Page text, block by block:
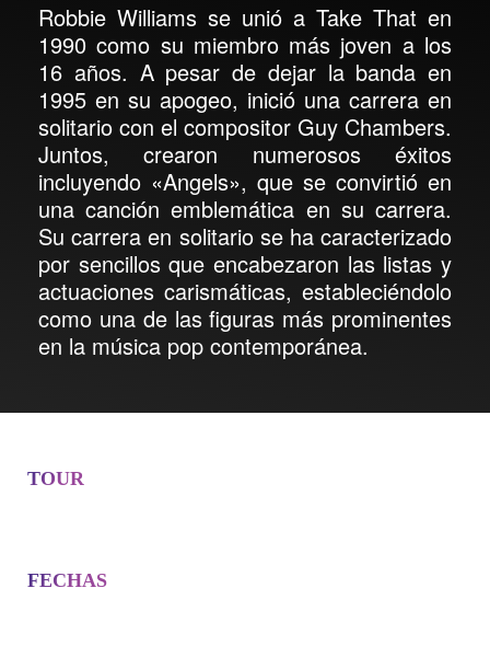
Robbie Williams se unió a Take That en
1990 como su miembro más joven a los
16 años. A pesar de dejar la banda en
1995 en su apogeo, inició una carrera en
solitario con el compositor Guy Chambers.
Juntos, crearon numerosos éxitos
incluyendo «Angels», que se convirtió en
una canción emblemática en su carrera.
Su carrera en solitario se ha caracterizado
por sencillos que encabezaron las listas y
actuaciones carismáticas, estableciéndolo
como una de las figuras más prominentes
en la música pop contemporánea.
TOUR
FECHAS